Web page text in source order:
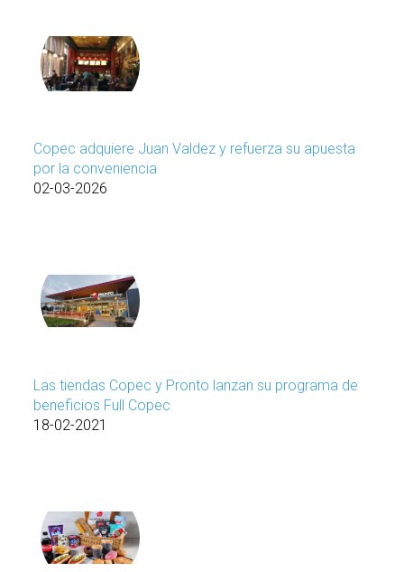
Copec adquiere Juan Valdez y refuerza su apuesta
por la conveniencia
02-03-2026
Las tiendas Copec y Pronto lanzan su programa de
beneficios Full Copec
18-02-2021